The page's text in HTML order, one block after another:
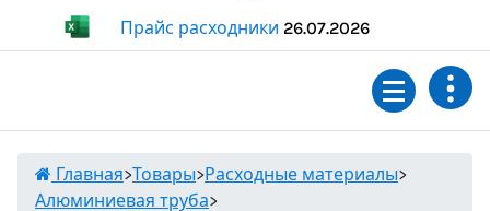
Прайс расходники 26.07.2026
Главная>Товары>Расходные материалы>
Алюминиевая труба>